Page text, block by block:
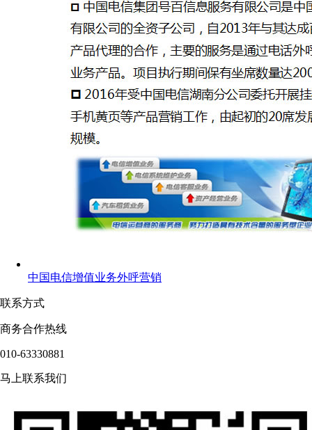
中国电信增值业务外呼营销
联系方式
商务合作热线
010-63330881
马上联系我们